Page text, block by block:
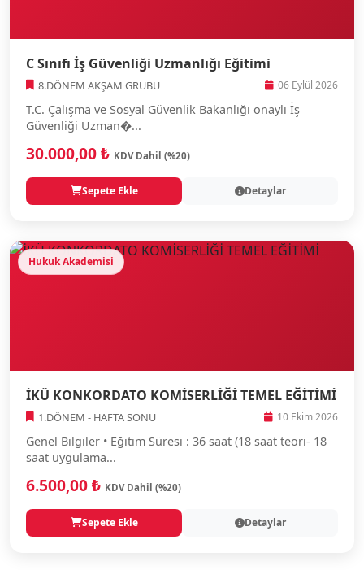
C Sınıfı İş Güvenliği Uzmanlığı Eğitimi
8.DÖNEM AKŞAM GRUBU 06 Eylül 2026
T.C. Çalışma ve Sosyal Güvenlik Bakanlığı onaylı İş
Güvenliği Uzman�...
30.000,00 ₺ KDV Dahil (%20)
Sepete Ekle Detaylar
Hukuk Akademisi
İKÜ KONKORDATO KOMİSERLİĞİ TEMEL EĞİTİMİ
1.DÖNEM - HAFTA SONU 10 Ekim 2026
Genel Bilgiler • Eğitim Süresi : 36 saat (18 saat teori- 18
saat uygulama...
6.500,00 ₺ KDV Dahil (%20)
Sepete Ekle Detaylar